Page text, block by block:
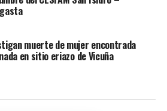
muerte de mujer encontrada
en sitio eriazo de Vicuña